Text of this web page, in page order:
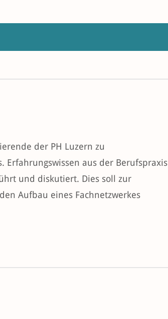
der PH Luzern zu
Erfahrungswissen aus der Berufspraxis
und diskutiert. Dies soll zur
Aufbau eines Fachnetzwerkes